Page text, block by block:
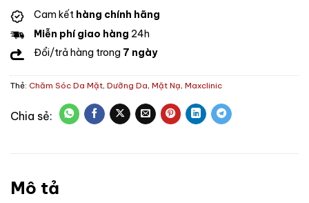
Cam kết hàng chính hãng
Miễn phí giao hàng 24h
Đổi/trả hàng trong 7 ngày
Thẻ: Chăm Sóc Da Mặt, Dưỡng Da, Mặt Nạ, Maxclinic
Mô tả